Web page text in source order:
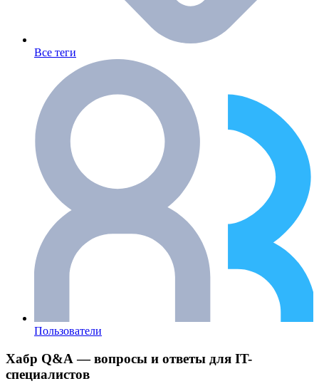
Все теги
Пользователи
Хабр Q&A — вопросы и ответы для IT-
специалистов